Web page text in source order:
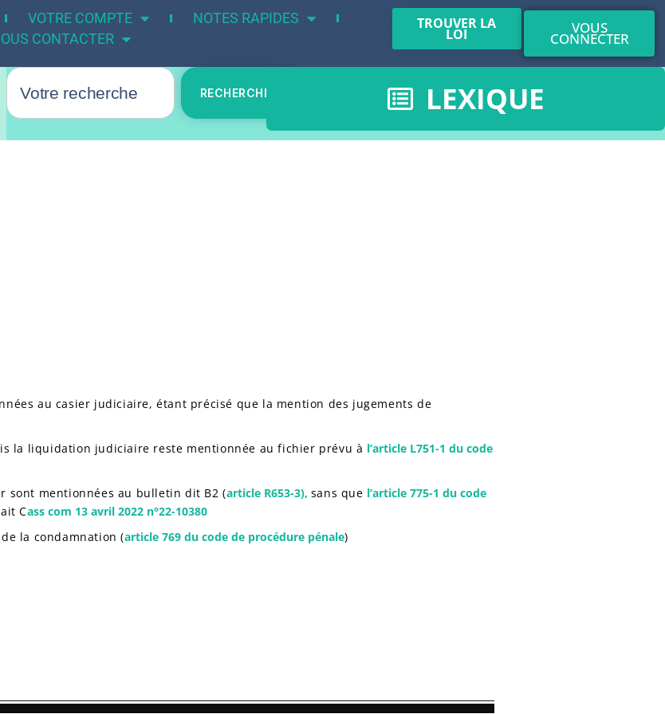
VOTRE COMPTE
NOTES RAPIDES
CONTACTER
TROUVER LA
LOI VOUS
CONNECTER
RECHERCHER LEXIQUE
au casier judiciaire, étant précisé que la mention des jugements de
la liquidation judiciaire reste mentionnée au fichier prévu à l’article L751-1 du code
sont mentionnées au bulletin dit B2 (article R653-3), sans que l’article 775-1 du code
Cass com 13 avril 2022 n°22-10380
la condamnation (article 769 du code de procédure pénale)